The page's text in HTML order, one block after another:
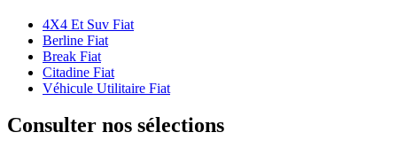
4X4 Et Suv Fiat
Berline Fiat
Break Fiat
Citadine Fiat
Véhicule Utilitaire Fiat
Consulter nos sélections